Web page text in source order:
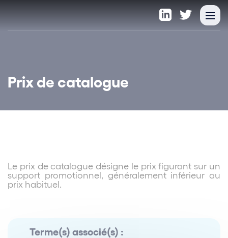
Prix de catalogue
Le prix de catalogue désigne le prix figurant sur un
support promotionnel, généralement inférieur au
prix habituel.
Terme(s) associé(s) :